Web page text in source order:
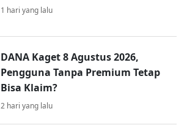
1 hari yang lalu
DANA Kaget 8 Agustus 2026,
Pengguna Tanpa Premium Tetap
Bisa Klaim?
2 hari yang lalu